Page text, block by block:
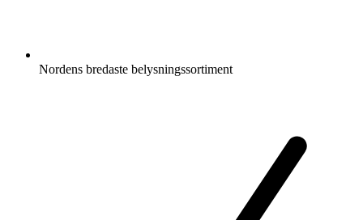
Nordens bredaste belysningssortiment